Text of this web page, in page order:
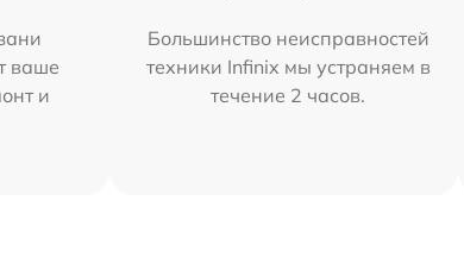
ваше
и
Большинство неисправностей
техники Infinix мы устраняем в
течение 2 часов.